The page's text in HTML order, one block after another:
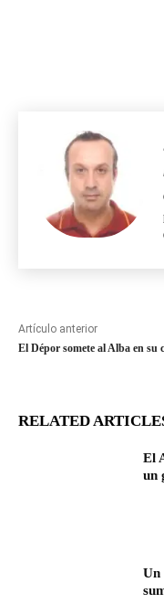
Artículo anterior
El Dépor somete al Alba en su
RELATED
El
un
Un